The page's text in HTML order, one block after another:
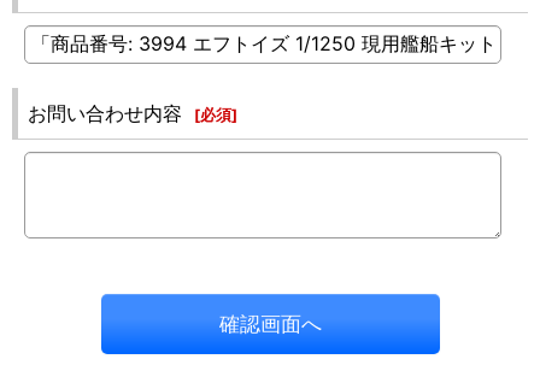
お問い合わせ内容 [必須]
確認画面へ